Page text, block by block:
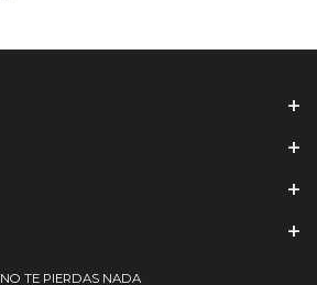
NO TE PIERDAS NADA